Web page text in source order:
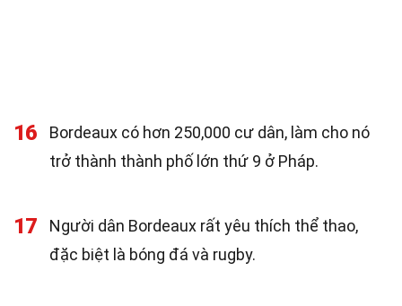
16
Bordeaux có hơn 250,000 cư dân, làm cho nó
trở thành thành phố lớn thứ 9 ở Pháp.
17
Người dân Bordeaux rất yêu thích thể thao,
đặc biệt là bóng đá và rugby.